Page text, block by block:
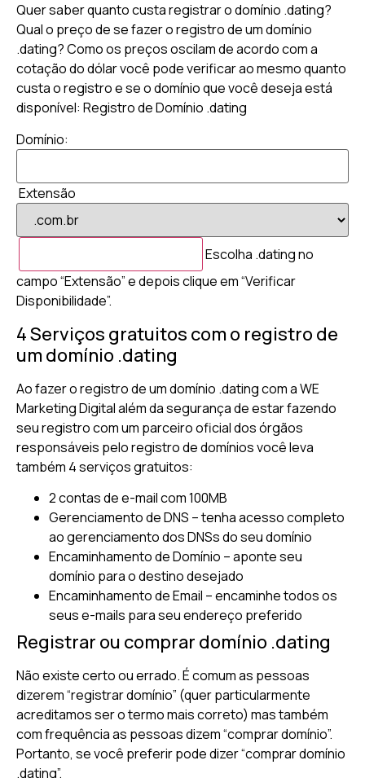
Quer saber quanto custa registrar o domínio .dating?
Qual o preço de se fazer o registro de um domínio
.dating? Como os preços oscilam de acordo com a
cotação do dólar você pode verificar ao mesmo quanto
custa o registro e se o domínio que você deseja está
disponível: Registro de Domínio .dating
Domínio:
Extensão
Escolha .dating no
campo “Extensão” e depois clique em “Verificar
Disponibilidade”.
4 Serviços gratuitos com o registro de
um domínio .dating
Ao fazer o registro de um domínio .dating com a WE
Marketing Digital além da segurança de estar fazendo
seu registro com um parceiro oficial dos órgãos
responsáveis pelo registro de domínios você leva
também 4 serviços gratuitos:
2 contas de e-mail com 100MB
Gerenciamento de DNS – tenha acesso completo
ao gerenciamento dos DNSs do seu domínio
Encaminhamento de Domínio – aponte seu
domínio para o destino desejado
Encaminhamento de Email – encaminhe todos os
seus e-mails para seu endereço preferido
Registrar ou comprar domínio .dating
Não existe certo ou errado. É comum as pessoas
dizerem “registrar domínio” (quer particularmente
acreditamos ser o termo mais correto) mas também
com frequência as pessoas dizem “comprar domínio”.
Portanto, se você preferir pode dizer “comprar domínio
.dating”.